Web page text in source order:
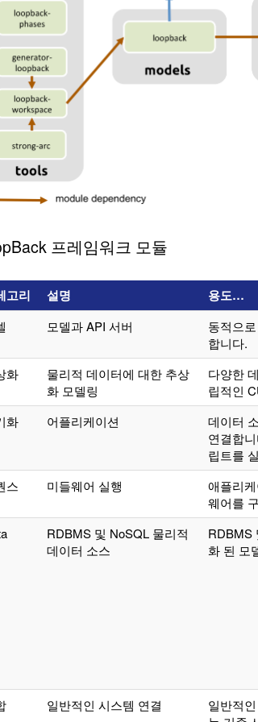
프레임워크 모듈
고리 설명 용도…
모델과 API 서버
동적으
합니다.
화
물리적 데이터에 대한 추상
화 모델링
다양한
립적인
화 어플리케이션
데이터
연결합
립트를
스 미들웨어 실행
애플리
웨어를
RDBMS 및 NoSQL 물리적
데이터 소스
RDBMS
화 된 모
일반적인 시스템 연결
일반적